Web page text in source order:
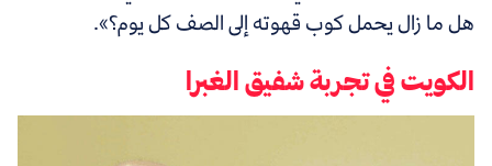
هل ما زال يحمل كوب قهوته إلى الصف كل يوم؟».
الكويت في تجربة شفيق الغبرا